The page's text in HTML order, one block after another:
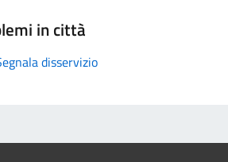
in città
disservizio